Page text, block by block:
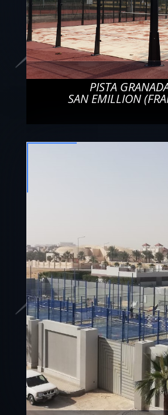
PISTA
SAN EMILLION